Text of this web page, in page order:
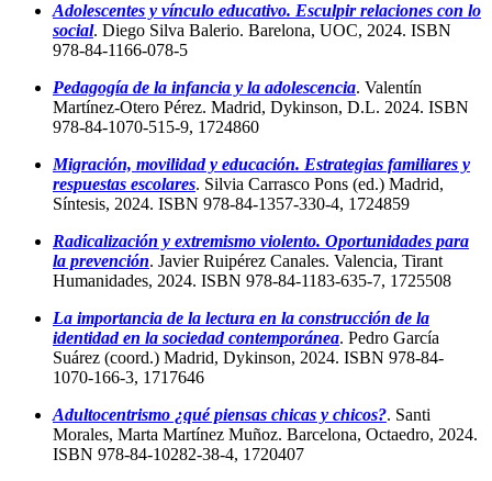
Adolescentes y vínculo educativo. Esculpir relaciones con lo
social. Diego Silva Balerio. Barelona, UOC, 2024. ISBN
978-84-1166-078-5
Pedagogía de la infancia y la adolescencia. Valentín
Martínez-Otero Pérez. Madrid, Dykinson, D.L. 2024. ISBN
978-84-1070-515-9, 1724860
Migración, movilidad y educación. Estrategias familiares y
respuestas escolares. Silvia Carrasco Pons (ed.) Madrid,
Síntesis, 2024. ISBN 978-84-1357-330-4, 1724859
Radicalización y extremismo violento. Oportunidades para
la prevención. Javier Ruipérez Canales. Valencia, Tirant
Humanidades, 2024. ISBN 978-84-1183-635-7, 1725508
La importancia de la lectura en la construcción de la
identidad en la sociedad contemporánea. Pedro García
Suárez (coord.) Madrid, Dykinson, 2024. ISBN 978-84-
1070-166-3, 1717646
Adultocentrismo ¿qué piensas chicas y chicos?. Santi
Morales, Marta Martínez Muñoz. Barcelona, Octaedro, 2024.
ISBN 978-84-10282-38-4, 1720407